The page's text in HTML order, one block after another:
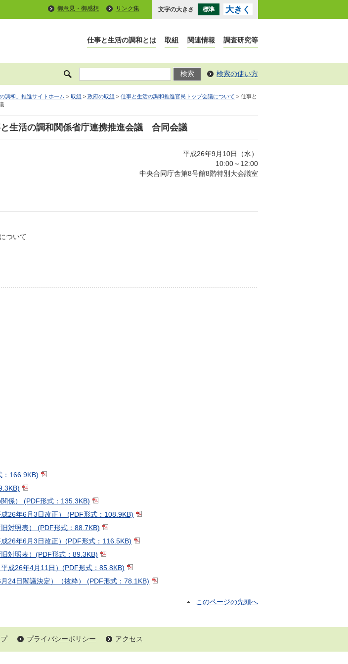
御意見・御感想 リンク集 文字の大きさ 標準 大きく
仕事と生活の調和とは 取組 関連情報 調査研究等
検索の使い方
調和」推進サイトホーム > 取組 > 政府の取組 > 仕事と生活の調和推進官民トップ会議について > 仕事と
生活の調和関係省庁連携推進会議 合同会議
平成26年9月10日（水）
10:00～12:00
中央合同庁舎第8号館8階特別大会議室
ついて
：166.9KB)
係） (PDF形式：135.3KB)
26年6月3日改正） (PDF形式：108.9KB)
対照表） (PDF形式：88.7KB)
26年6月3日改正）(PDF形式：116.5KB)
対照表）(PDF形式：89.3KB)
成26年4月11日）(PDF形式：85.8KB)
24日閣議決定）（抜粋） (PDF形式：78.1KB)
このページの先頭へ
プライバシーポリシー アクセス